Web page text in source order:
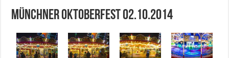
Münchner Oktoberfest 02.10.2014